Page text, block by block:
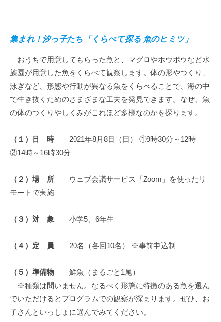
集まれ！汐っ子たち「くらべて探る 魚のヒミツ」
おうちで用意してもらった魚と、マグロやホウボウなど水
族園が用意した魚をくらべて観察します。体の形やつくり、
泳ぎなど、形態や行動が異なる魚をくらべることで、海の中
で生き抜くためのさまざまな工夫を発見できます。なぜ、魚
の体のつくりやしくみがこれほど多様なのかを探ります。
（１）日 時 2021年8月8日（日） ①9時30分～12時
②14時～16時30分
（２）場 所 ウェブ会議サービス「Zoom」を使ったリ
モートで実施
（３）対 象 小学5、6年生
（４）定 員 20名（各回10名） ※事前申込制
（５）準備物 鮮魚（まるごと1尾）
※種類は問いません。なるべく形態に特徴のある魚を選ん
でいただけるとプログラムでの観察が深まります。ぜひ、お
子さんといっしょに選んでみてください。